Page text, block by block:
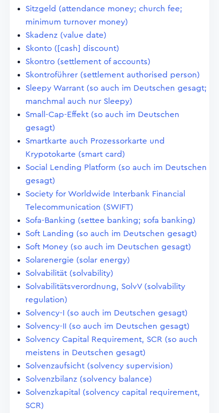
Sitzgeld (attendance money; church fee;
minimum turnover money)
Skadenz (value date)
Skonto ([cash] discount)
Skontro (settlement of accounts)
Skontroführer (settlement authorised person)
Sleepy Warrant (so auch im Deutschen gesagt;
manchmal auch nur Sleepy)
Small-Cap-Effekt (so auch im Deutschen
gesagt)
Smartkarte auch Prozessorkarte und
Krypotokarte (smart card)
Social Lending Platform (so auch im Deutschen
gesagt)
Society for Worldwide Interbank Financial
Telecommunication (SWIFT)
Sofa-Banking (settee banking; sofa banking)
Soft Landing (so auch im Deutschen gesagt)
Soft Money (so auch im Deutschen gesagt)
Solarenergie (solar energy)
Solvabilität (solvability)
Solvabilitätsverordnung, SolvV (solvability
regulation)
Solvency-I (so auch im Deutschen gesagt)
Solvency-II (so auch im Deutschen gesagt)
Solvency Capital Requirement, SCR (so auch
meistens in Deutschen gesagt)
Solvenzaufsicht (solvency supervision)
Solvenzbilanz (solvency balance)
Solvenzkapital (solvency capital requirement,
SCR)